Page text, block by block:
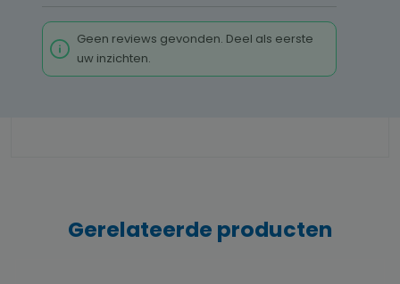
Geen reviews gevonden. Deel als eerste
uw inzichten.
Gerelateerde producten